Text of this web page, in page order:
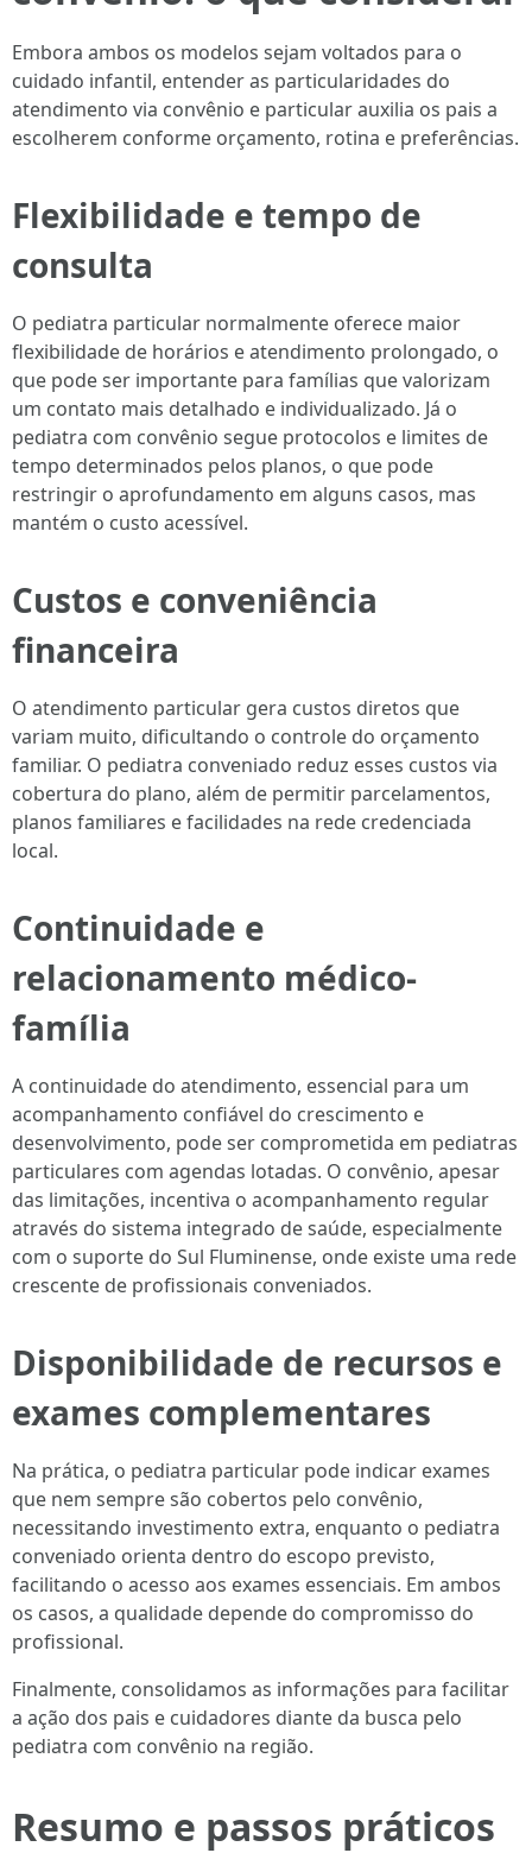
Embora ambos os modelos sejam voltados para o
cuidado infantil, entender as particularidades do
atendimento via convênio e particular auxilia os pais a
escolherem conforme orçamento, rotina e preferências.
Flexibilidade e tempo de
consulta
O pediatra particular normalmente oferece maior
flexibilidade de horários e atendimento prolongado, o
que pode ser importante para famílias que valorizam
um contato mais detalhado e individualizado. Já o
pediatra com convênio segue protocolos e limites de
tempo determinados pelos planos, o que pode
restringir o aprofundamento em alguns casos, mas
mantém o custo acessível.
Custos e conveniência
financeira
O atendimento particular gera custos diretos que
variam muito, dificultando o controle do orçamento
familiar. O pediatra conveniado reduz esses custos via
cobertura do plano, além de permitir parcelamentos,
planos familiares e facilidades na rede credenciada
local.
Continuidade e
relacionamento médico-
família
A continuidade do atendimento, essencial para um
acompanhamento confiável do crescimento e
desenvolvimento, pode ser comprometida em pediatras
particulares com agendas lotadas. O convênio, apesar
das limitações, incentiva o acompanhamento regular
através do sistema integrado de saúde, especialmente
com o suporte do Sul Fluminense, onde existe uma rede
crescente de profissionais conveniados.
Disponibilidade de recursos e
exames complementares
Na prática, o pediatra particular pode indicar exames
que nem sempre são cobertos pelo convênio,
necessitando investimento extra, enquanto o pediatra
conveniado orienta dentro do escopo previsto,
facilitando o acesso aos exames essenciais. Em ambos
os casos, a qualidade depende do compromisso do
profissional.
Finalmente, consolidamos as informações para facilitar
a ação dos pais e cuidadores diante da busca pelo
pediatra com convênio na região.
Resumo e passos práticos